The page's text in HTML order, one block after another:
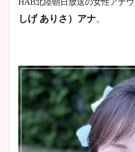
HAB北陸朝日放送の女性アナウ
しげ ありさ）アナ。